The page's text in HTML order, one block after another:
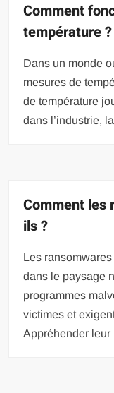
Comment
température ?
Dans un monde
mesures de
de température
dans l’industrie,
Comment les
ils ?
Les
dans le paysage
programmes
victimes et
Appréhender leur